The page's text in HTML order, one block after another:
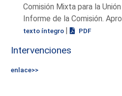
Comisión Mixta para la
Informe de la Comisión.
texto íntegro | PDF
Intervenciones
enlace>>